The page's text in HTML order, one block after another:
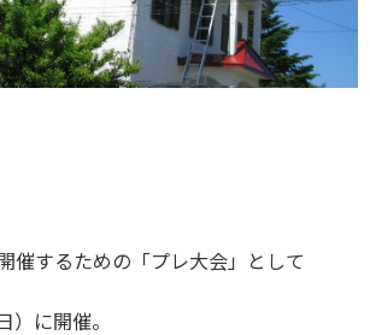
催するための「プレ大会」として
）に開催。